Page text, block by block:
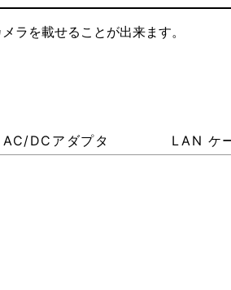
ラを載せることが出来ます。
AC/DCアダプタ LAN ケ